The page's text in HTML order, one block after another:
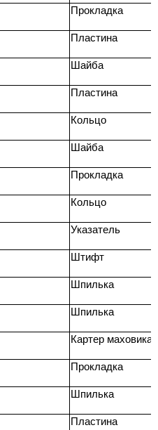
Прокладка
Пластина
Шайба
Пластина
Кольцо
Шайба
Прокладка
Кольцо
Указатель
Штифт
Шпилька
Шпилька
Картер маховика
Прокладка
Шпилька
Пластина